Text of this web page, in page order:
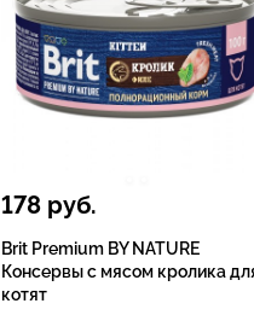
178 руб.
Brit Premium BY NATURE
Консервы с мясом кролика
котят